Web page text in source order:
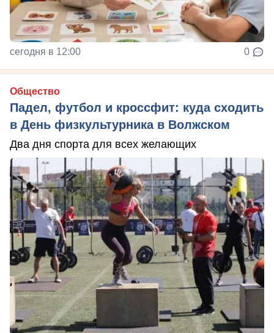
сегодня в 12:00 0
Общество
Падел, футбол и кроссфит: куда сходить
в День физкультурника в Волжском
Два дня спорта для всех желающих